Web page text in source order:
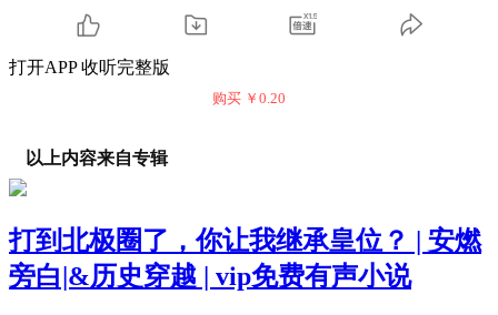
打开APP 收听完整版
购买 ￥ 0.20
以上内容来自专辑
打到北极圈了，你让我继承皇位？ | 安燃
旁白|&历史穿越 | vip免费有声小说